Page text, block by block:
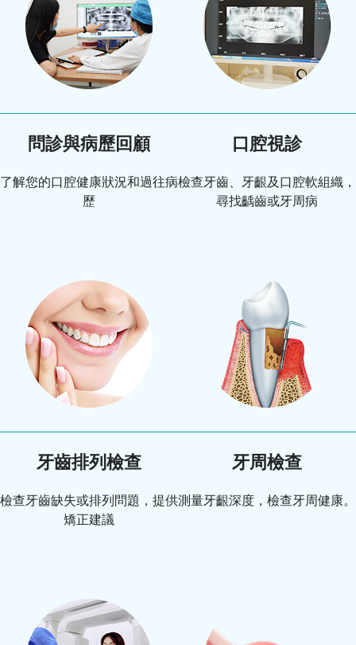
問診與病歷回顧
了解您的口腔健康狀況和過往病
歷
口腔視診
檢查牙齒、牙齦及口腔軟組織，
尋找齲齒或牙周病
牙齒排列檢查
檢查牙齒缺失或排列問題，提供
矯正建議
牙周檢查
測量牙齦深度，檢查牙周健康。